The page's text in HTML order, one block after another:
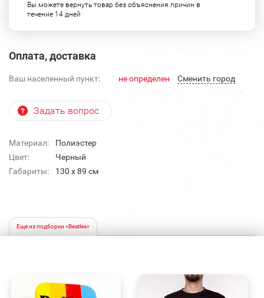
Вы можете вернуть товар без объяснения причин в
течение 14 дней
Оплата, доставка
Ваш населенный пункт: не определен Cменить город
Задать вопрос
Материал:
Полиэстер
Цвет:
Черный
Габариты:
130 x 89 см
Еще из подборки «Beatles»